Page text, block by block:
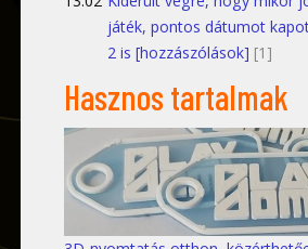
játék, pontos dátumot
2 is [hozzászólások] [1]
Hasznos tartalmak